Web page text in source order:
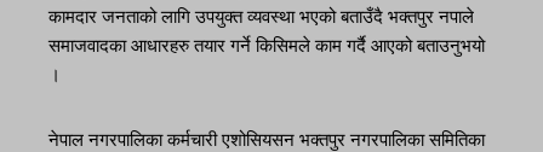
कामदार जनताको लागि उपयुक्त व्यवस्था भएको बताउँदै भक्तपुर नपाले
समाजवादका आधारहरु तयार गर्ने किसिमले काम गर्दै आएको बताउनुभयो
।
नेपाल नगरपालिका कर्मचारी एशोसियसन भक्तपुर नगरपालिका समितिका